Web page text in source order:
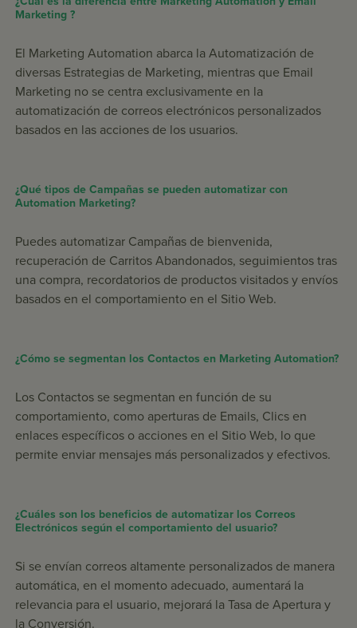
Marketing ?
El Marketing Automation abarca la Automatización de
diversas Estrategias de Marketing, mientras que Email
Marketing no se centra exclusivamente en la
automatización de correos electrónicos personalizados
basados en las acciones de los usuarios.
¿Qué tipos de Campañas se pueden automatizar con
Automation Marketing?
Puedes automatizar Campañas de bienvenida,
recuperación de Carritos Abandonados, seguimientos tras
una compra, recordatorios de productos visitados y envíos
basados en el comportamiento en el Sitio Web.
¿Cómo se segmentan los Contactos en Marketing Automation?
Los Contactos se segmentan en función de su
comportamiento, como aperturas de Emails, Clics en
enlaces específicos o acciones en el Sitio Web, lo que
permite enviar mensajes más personalizados y efectivos.
¿Cuáles son los beneficios de automatizar los Correos
Electrónicos según el comportamiento del usuario?
Si se envían correos altamente personalizados de manera
automática, en el momento adecuado, aumentará la
relevancia para el usuario, mejorará la Tasa de Apertura y
la Conversión.